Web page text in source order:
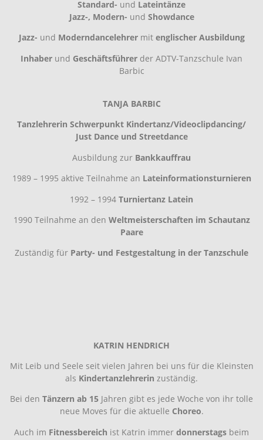
Standard- und Lateintänze
Jazz-, Modern- und Showdance
Jazz- und Moderndancelehrermit englischer Ausbildung
Inhaber und Geschäftsführer der ADTV-Tanzschule Ivan
Barbic
TANJA BARBIC
Tanzlehrerin Schwerpunkt Kindertanz/Videoclipdancing/
Just Dance und Streetdance
Ausbildung zur Bankkauffrau
1989 – 1995 aktive Teilnahme an Lateinformationsturnieren
1992 – 1994 Turniertanz Latein
1990 Teilnahme an den Weltmeisterschaften im Schautanz
Paare
Zuständig für Party- und Festgestaltung in der Tanzschule
KATRIN HENDRICH
Mit Leib und Seele seit vielen Jahren bei uns für die Kleinsten
als Kindertanzlehrerin zuständig.
Bei den Tänzern ab 15 Jahren gibt es jede Woche von ihr tolle
neue Moves für die aktuelle Choreo.
Auch im Fitnessbereich ist Katrin immer donnerstags beim